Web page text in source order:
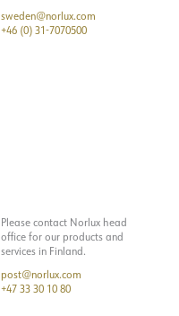
sweden@norlux.com
+46 (0) 31-7070500
Please contact Norlux head
office for our products and
services in Finland.
post@norlux.com
+47 33 30 10 80